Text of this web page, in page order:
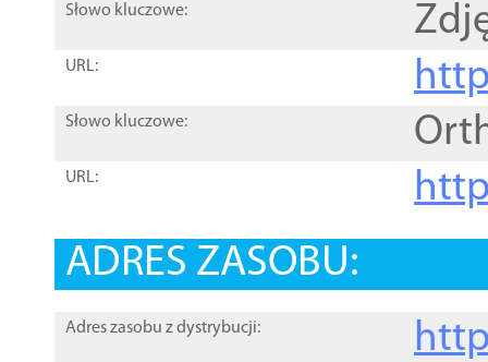
Słowo kluczowe:
URL:
Słowo kluczowe:
URL:
ADRES ZASOBU:
Adres zasobu z dystrybucji: